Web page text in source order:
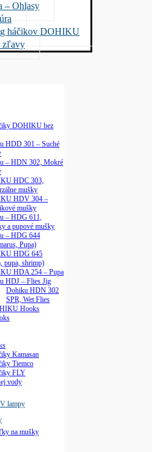
– Ohlasy
háčikov DOHIKU
zľavy
DOHIKU bez
HDD 301 – Suché
– HDN 302, Mokré
HDC 303,
mušky
HDV 304 –
mušky
– HDG 611,
a pupové mušky
– HDG 644
Pupa)
HDG 645
pupa, shrimp)
HDA 254 – Pupa
HDJ – Flies Jig
Dohiku HDN 302
SPR, Wet Flies
Hooks
Kamasan
Tiemco
FLY
vody
lampy
na mušky